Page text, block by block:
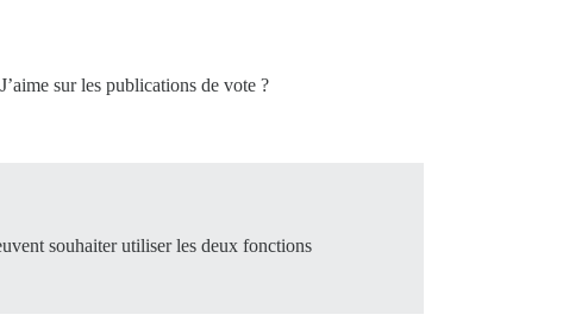
sur les publications de vote ?
souhaiter utiliser les deux fonctions